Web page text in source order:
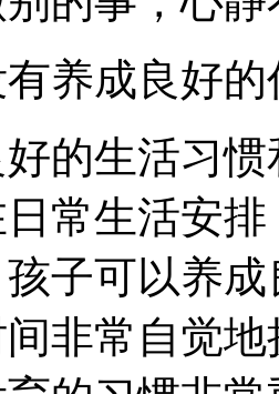
成良好的
生活习惯
常生活安
子可以养
非常自觉